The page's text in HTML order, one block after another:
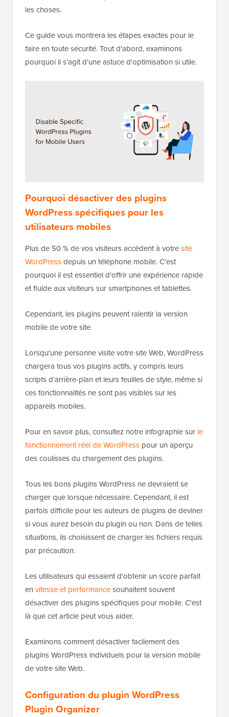
les choses.
Ce guide vous montrera les étapes exactes pour le
faire en toute sécurité. Tout d'abord, examinons
pourquoi il s'agit d'une astuce d'optimisation si utile.
Pourquoi désactiver des plugins
WordPress spécifiques pour les
utilisateurs mobiles
Plus de 50 % de vos visiteurs accèdent à votresite
WordPressdepuis un téléphone mobile. C'est
pourquoi il est essentiel d'offrir une expérience rapide
et fluide aux visiteurs sur smartphones et tablettes.
Cependant, les plugins peuvent ralentir la version
mobile de votre site.
Lorsqu'une personne visite votre site Web, WordPress
chargera tous vos plugins actifs, y compris leurs
scripts d'arrière-plan et leurs feuilles de style, même si
ces fonctionnalités ne sont pas visibles sur les
appareils mobiles.
Pour en savoir plus, consultez notre infographie sur le
fonctionnement réel de WordPress pour un aperçu
des coulisses du chargement des plugins.
Tous les bons plugins WordPress ne devraient se
charger que lorsque nécessaire. Cependant, il est
parfois difficile pour les auteurs de plugins de deviner
si vous aurez besoin du plugin ou non. Dans de telles
situations, ils choisissent de charger les fichiers requis
par précaution.
Les utilisateurs qui essaient d'obtenir un score parfait
en vitesse et performancesouhaitent souvent
désactiver des plugins spécifiques pour mobile. C'est
là que cet article peut vous aider.
Examinons comment désactiver facilement des
plugins WordPress individuels pour la version mobile
de votre site Web.
Configuration du plugin WordPress
Plugin Organizer